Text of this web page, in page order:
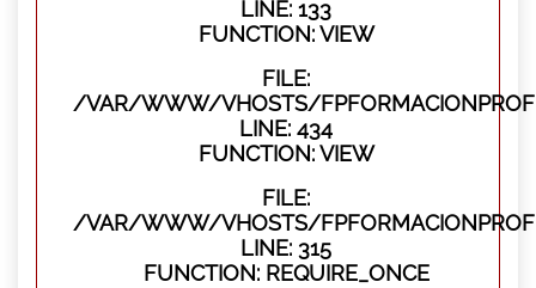
LINE: 133
FUNCTION: VIEW
FILE:
/VAR/WWW/VHOSTS/
LINE: 434
FUNCTION: VIEW
FILE:
/VAR/WWW/VHOSTS/
LINE: 315
FUNCTION: REQUIRE_ONCE